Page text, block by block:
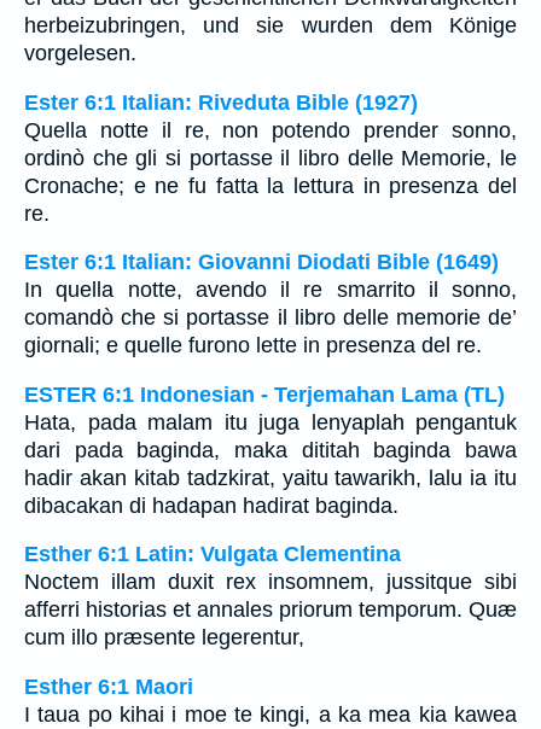
herbeizubringen, und sie wurden dem Könige
vorgelesen.
Ester 6:1 Italian: Riveduta Bible (1927)
Quella notte il re, non potendo prender sonno,
ordinò che gli si portasse il libro delle Memorie, le
Cronache; e ne fu fatta la lettura in presenza del
re.
Ester 6:1 Italian: Giovanni Diodati Bible (1649)
In quella notte, avendo il re smarrito il sonno,
comandò che si portasse il libro delle memorie de’
giornali; e quelle furono lette in presenza del re.
ESTER 6:1 Indonesian - Terjemahan Lama (TL)
Hata, pada malam itu juga lenyaplah pengantuk
dari pada baginda, maka dititah baginda bawa
hadir akan kitab tadzkirat, yaitu tawarikh, lalu ia itu
dibacakan di hadapan hadirat baginda.
Esther 6:1 Latin: Vulgata Clementina
Noctem illam duxit rex insomnem, jussitque sibi
afferri historias et annales priorum temporum. Quæ
cum illo præsente legerentur,
Esther 6:1 Maori
I taua po kihai i moe te kingi, a ka mea kia kawea